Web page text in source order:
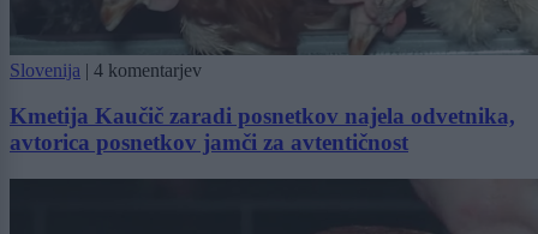
Slovenija | 4 komentarjev
Kmetija Kaučič zaradi posnetkov najela odvetnika,
avtorica posnetkov jamči za avtentičnost